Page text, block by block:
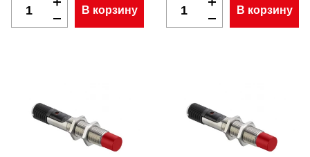
В корзину В корзину